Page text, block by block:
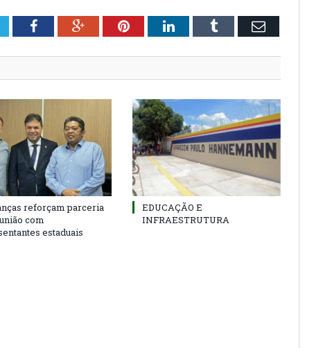
FacebookGoogle+PinterestLinkedInTumblr Email
reforçam parceria
com
estaduais
EDUCAÇÃO E
INFRAESTRUTURA